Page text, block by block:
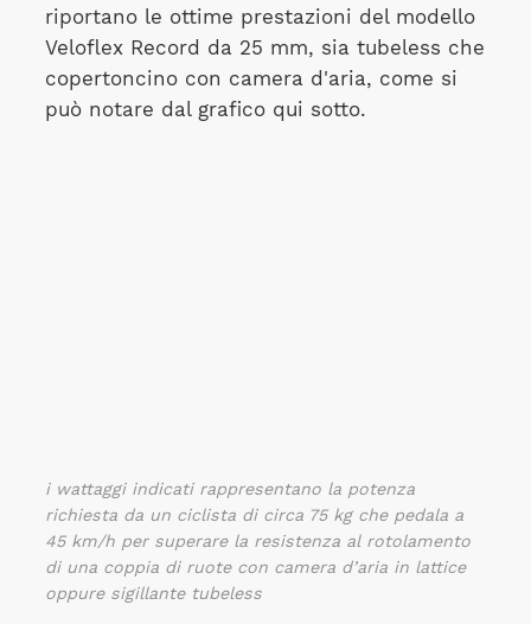
riportano le ottime prestazioni del modello
Veloflex Record da 25 mm, sia tubeless che
copertoncino con camera d'aria, come si
può notare dal grafico qui sotto.
i wattaggi indicati rappresentano la potenza
richiesta da un ciclista di circa 75 kg che pedala a
45 km/h per superare la resistenza al rotolamento
di una coppia di ruote con camera d’aria in lattice
oppure sigillante tubeless